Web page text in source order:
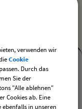
verwenden wir
Cookie
Durch das
Sie der
"Alle ablehnen"
Cookies ab. Eine
ebenfalls in unseren